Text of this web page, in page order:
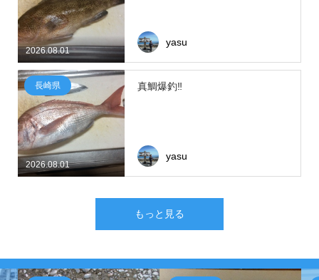
2026.08.01
yasu
2026.08.01
長崎県 真鯛爆釣‼
yasu
もっと見る